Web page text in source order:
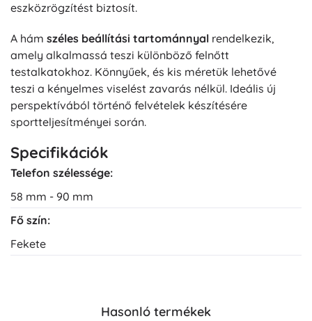
eszközrögzítést biztosít.
A hám széles beállítási tartománnyal rendelkezik,
amely alkalmassá teszi különböző felnőtt
testalkatokhoz. Könnyűek, és kis méretük lehetővé
teszi a kényelmes viselést zavarás nélkül. Ideális új
perspektívából történő felvételek készítésére
sportteljesítményei során.
Specifikációk
Telefon szélessége:
58 mm - 90 mm
Fő szín:
Fekete
Hasonló termékek